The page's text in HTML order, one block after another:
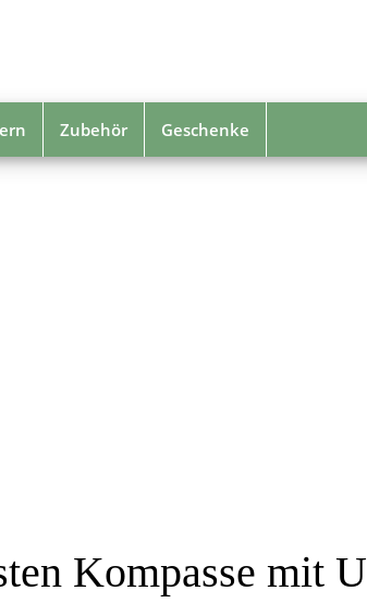
Zubehör Geschenke
Kompasse mit